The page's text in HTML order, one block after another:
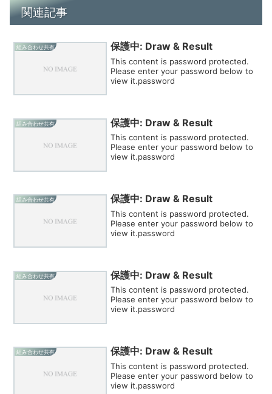
関連記事
組み合わせ共有 保護中: Draw & Result
This content is password protected.
Please enter your password below to
view it.password
組み合わせ共有 保護中: Draw & Result
This content is password protected.
Please enter your password below to
view it.password
組み合わせ共有 保護中: Draw & Result
This content is password protected.
Please enter your password below to
view it.password
組み合わせ共有 保護中: Draw & Result
This content is password protected.
Please enter your password below to
view it.password
組み合わせ共有 保護中: Draw & Result
This content is password protected.
Please enter your password below to
view it.password